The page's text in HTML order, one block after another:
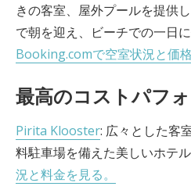
きの客室、屋外プールを提供
で朝を迎え、ビーチでの一日
Booking.comで空室状況と価格
最高のコストパフ
Pirita Klooster: 広々とした客
料駐車場を備えた美しいホテル
況と料金を見る。